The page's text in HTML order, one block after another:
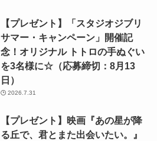
【プレゼント】「スタジオジブリ
サマー・キャンペーン」開催記
念！オリジナル トトロの手ぬぐい
を3名様に☆（応募締切：8月13
日）
2026.7.31
【プレゼント】映画『あの星が降
る丘で、君とまた出会いたい。』